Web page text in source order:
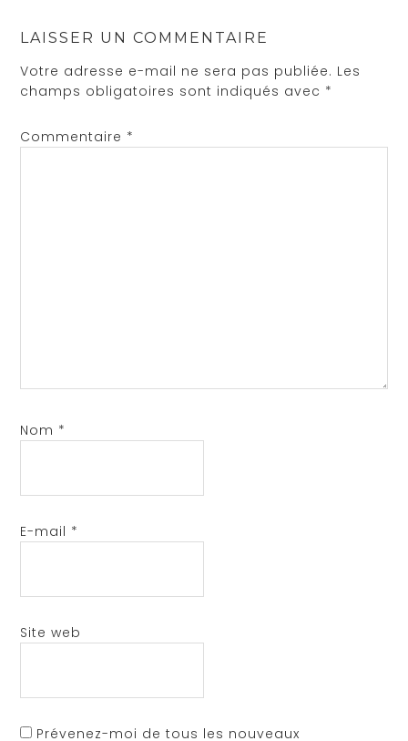
LAISSER UN COMMENTAIRE
Votre adresse e-mail ne sera pas publiée. Les
champs obligatoires sont indiqués avec *
Commentaire *
Nom *
E-mail *
Site web
Prévenez-moi de tous les nouveaux